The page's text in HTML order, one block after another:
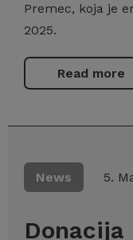
Premec, koja je
2025.
Read more
News 5.